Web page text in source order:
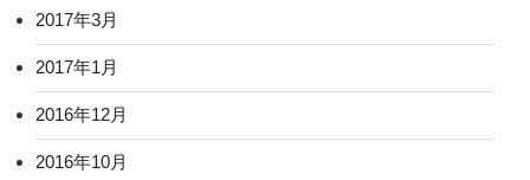
2017年3月
2017年1月
2016年12月
2016年10月